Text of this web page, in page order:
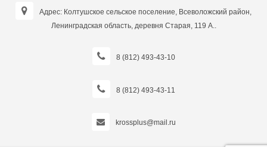
Адрес: Колтушское сельское поселение, Всеволожский район,
Ленинградская область, деревня Старая, 119 А..
8 (812) 493-43-10
8 (812) 493-43-11
krossplus@mail.ru